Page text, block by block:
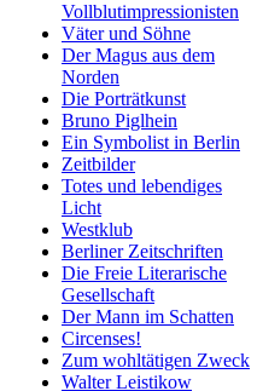
Vollblutimpressionisten
Väter und Söhne
Der Magus aus dem
Norden
Die Porträtkunst
Bruno Piglhein
Ein Symbolist in Berlin
Zeitbilder
Totes und lebendiges
Licht
Westklub
Berliner Zeitschriften
Die Freie Literarische
Gesellschaft
Der Mann im Schatten
Circenses!
Zum wohltätigen Zweck
Walter Leistikow